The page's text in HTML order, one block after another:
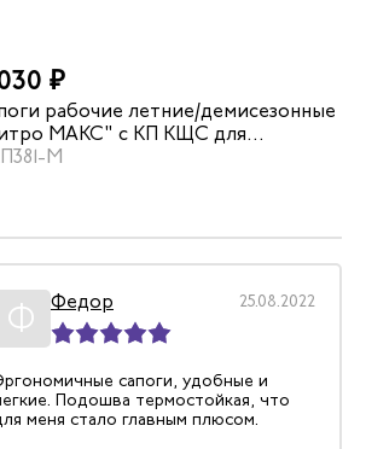
₽
рабочие летние/демисезонные
МАКС" с КП КЩС для
цвет черный
М
Ф Федор 25.08.2022
сапоги, удобные и
Подошва термостойкая, что
меня стало главным плюсом.